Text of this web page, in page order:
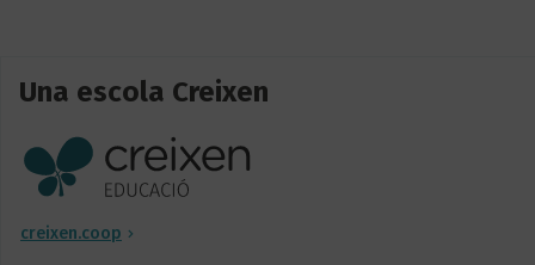
Una escola Creixen
creixen.coop